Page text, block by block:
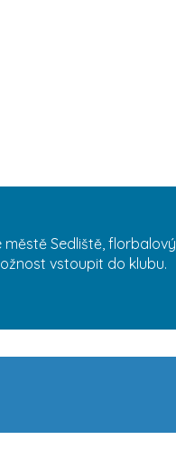
Sedliště, florbalový
vstoupit do klubu.